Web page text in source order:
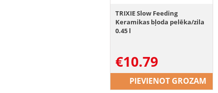
TRIXIE Slow Feeding
Keramikas bļoda pelēka/zila
0.45 l
€10.79
PIEVIENOT GROZAM